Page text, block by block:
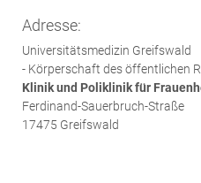
Adresse:
Universitätsmedizin Greifswald
- Körperschaft des öffentlichen
Klinik und Poliklinik für
Ferdinand-Sauerbruch-Straße
17475 Greifswald